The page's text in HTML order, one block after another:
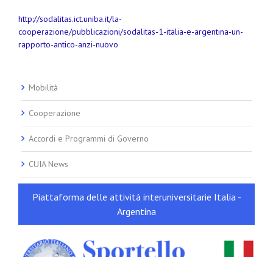
http://sodalitas.ict.uniba.it/la-
cooperazione/pubblicazioni/sodalitas-1-italia-e-argentina-un-
rapporto-antico-anzi-nuovo
Mobilità
Cooperazione
Accordi e Programmi di Governo
CUIA News
Piattaforma delle attività interuniversitarie Italia -
Argentina